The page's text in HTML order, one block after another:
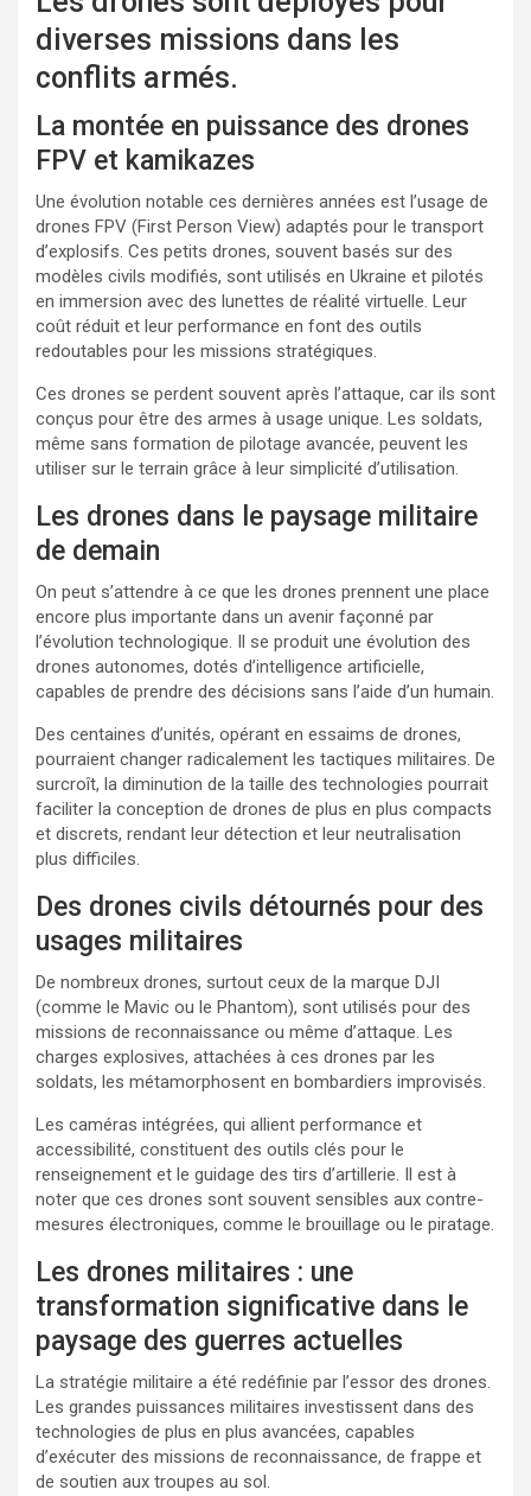
diverses missions dans les
conflits armés.
La montée en puissance des drones
FPV et kamikazes
Une évolution notable ces dernières années est l’usage de
drones FPV (First Person View) adaptés pour le transport
d’explosifs. Ces petits drones, souvent basés sur des
modèles civils modifiés, sont utilisés en Ukraine et pilotés
en immersion avec des lunettes de réalité virtuelle. Leur
coût réduit et leur performance en font des outils
redoutables pour les missions stratégiques.
Ces drones se perdent souvent après l’attaque, car ils sont
conçus pour être des armes à usage unique. Les soldats,
même sans formation de pilotage avancée, peuvent les
utiliser sur le terrain grâce à leur simplicité d’utilisation.
Les drones dans le paysage militaire
de demain
On peut s’attendre à ce que les drones prennent une place
encore plus importante dans un avenir façonné par
l’évolution technologique. Il se produit une évolution des
drones autonomes, dotés d’intelligence artificielle,
capables de prendre des décisions sans l’aide d’un humain.
Des centaines d’unités, opérant en essaims de drones,
pourraient changer radicalement les tactiques militaires. De
surcroît, la diminution de la taille des technologies pourrait
faciliter la conception de drones de plus en plus compacts
et discrets, rendant leur détection et leur neutralisation
plus difficiles.
Des drones civils détournés pour des
usages militaires
De nombreux drones, surtout ceux de la marque DJI
(comme le Mavic ou le Phantom), sont utilisés pour des
missions de reconnaissance ou même d’attaque. Les
charges explosives, attachées à ces drones par les
soldats, les métamorphosent en bombardiers improvisés.
Les caméras intégrées, qui allient performance et
accessibilité, constituent des outils clés pour le
renseignement et le guidage des tirs d’artillerie. Il est à
noter que ces drones sont souvent sensibles aux contre-
mesures électroniques, comme le brouillage ou le piratage.
Les drones militaires : une
transformation significative dans le
paysage des guerres actuelles
La stratégie militaire a été redéfinie par l’essor des drones.
Les grandes puissances militaires investissent dans des
technologies de plus en plus avancées, capables
d’exécuter des missions de reconnaissance, de frappe et
de soutien aux troupes au sol.